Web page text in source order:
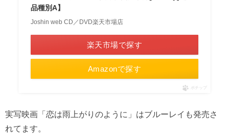
品種別A】
Joshin web CD／DVD楽天市場店
楽天市場で探す
Amazonで探す
ポチップ
実写映画「恋は雨上がりのように」はブルーレイも発売さ
れてます。